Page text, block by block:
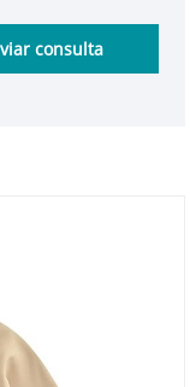
perfeitas para
consulta